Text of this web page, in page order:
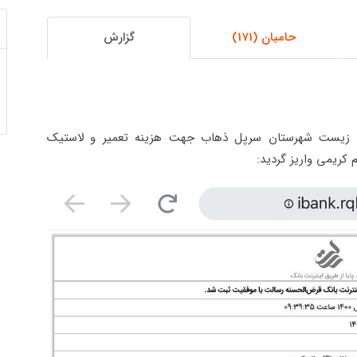
حامیان (171) گزارش
زیست شهرستان سرپل ذهاب جهت هزینه تعمیر و لاستیک